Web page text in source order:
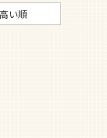
い順